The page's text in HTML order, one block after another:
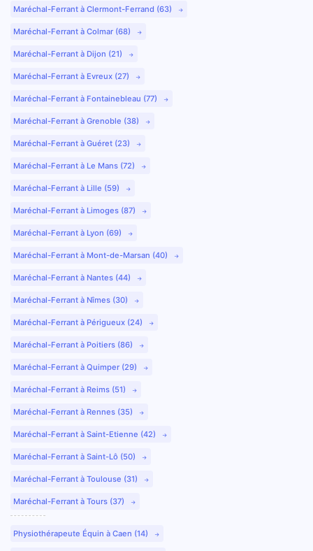
Maréchal-Ferrant à Clermont-Ferrand (63)
Maréchal-Ferrant à Colmar (68)
Maréchal-Ferrant à Dijon (21)
Maréchal-Ferrant à Evreux (27)
Maréchal-Ferrant à Fontainebleau (77)
Maréchal-Ferrant à Grenoble (38)
Maréchal-Ferrant à Guéret (23)
Maréchal-Ferrant à Le Mans (72)
Maréchal-Ferrant à Lille (59)
Maréchal-Ferrant à Limoges (87)
Maréchal-Ferrant à Lyon (69)
Maréchal-Ferrant à Mont-de-Marsan (40)
Maréchal-Ferrant à Nantes (44)
Maréchal-Ferrant à Nîmes (30)
Maréchal-Ferrant à Périgueux (24)
Maréchal-Ferrant à Poitiers (86)
Maréchal-Ferrant à Quimper (29)
Maréchal-Ferrant à Reims (51)
Maréchal-Ferrant à Rennes (35)
Maréchal-Ferrant à Saint-Etienne (42)
Maréchal-Ferrant à Saint-Lô (50)
Maréchal-Ferrant à Toulouse (31)
Maréchal-Ferrant à Tours (37)
Physiothérapeute Équin à Caen (14)